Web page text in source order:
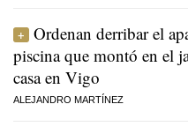
Ordenan derribar el
piscina que montó en el
casa en Vigo
ALEJANDRO MARTÍNEZ